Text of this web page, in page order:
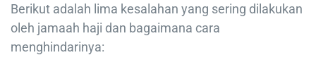
Berikut adalah lima kesalahan yang sering dilakukan
oleh jamaah haji dan bagaimana cara
menghindarinya: